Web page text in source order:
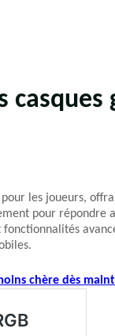
casques
pour les joueurs,
pour répondre
chère dès